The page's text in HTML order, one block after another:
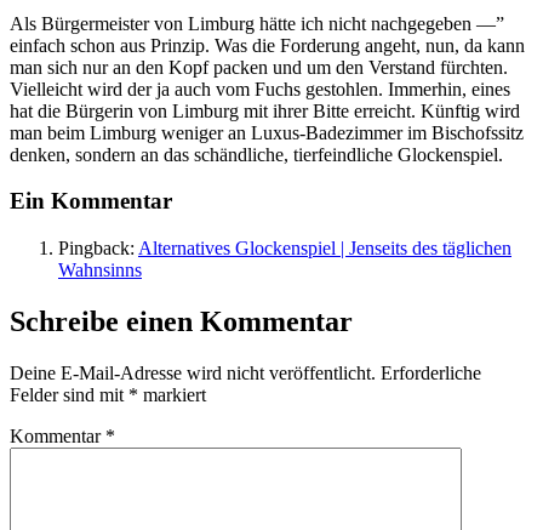
Als Bürgermeister von Limburg hätte ich nicht nachgegeben —”
einfach schon aus Prinzip. Was die Forderung angeht, nun, da kann
man sich nur an den Kopf packen und um den Verstand fürchten.
Vielleicht wird der ja auch vom Fuchs gestohlen. Immerhin, eines
hat die Bürgerin von Limburg mit ihrer Bitte erreicht. Künftig wird
man beim Limburg weniger an Luxus-Badezimmer im Bischofssitz
denken, sondern an das schändliche, tierfeindliche Glockenspiel.
Ein Kommentar
Pingback: Alternatives Glockenspiel | Jenseits des täglichen
Wahnsinns
Schreibe einen Kommentar
Deine E-Mail-Adresse wird nicht veröffentlicht. Erforderliche
Felder sind mit * markiert
Kommentar *